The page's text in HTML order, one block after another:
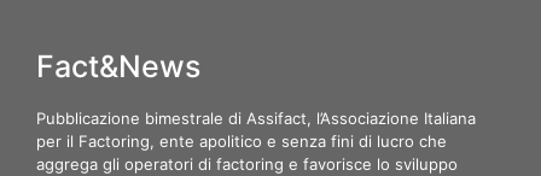
Fact&News
Pubblicazione bimestrale di Assifact, l’Associazione Italiana
per il Factoring, ente apolitico e senza fini di lucro che
aggrega gli operatori di factoring e favorisce lo sviluppo